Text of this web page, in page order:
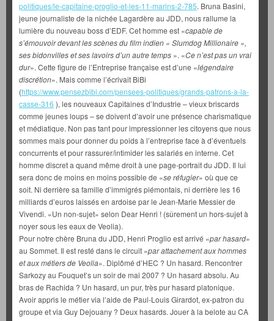
politiques/le-capitaine-proglio-et-les-11-marins-2-785. Bruna Basini,
jeune journaliste de la nichée Lagardère au JDD, nous rallume la
lumière du nouveau boss d’EDF. Cet homme est «capable de
s’émouvoir devant les scènes du film indien « Slumdog Millionaire »,
ses bidonvilles et ses lavoirs d’un autre temps ». «Ce n’est pas un vrai
dur». Cette figure de l’Entreprise française est d’une «légendaire
discrétion». Mais comme l’écrivait BiBi
(https://www.pensezbibi.com/pensees-politiques/grands-patrons-a-la-
casse-316 ), les nouveaux Capitaines d’Industrie – vieux briscards
comme jeunes loups – se doivent d’avoir une présence charismatique
et médiatique. Non pas tant pour impressionner les citoyens que nous
sommes mais pour donner du poids à l’entreprise face à d’éventuels
concurrents et pour rassurer/intimider les salariés en interne. Cet
homme discret a quand même droit à une page-portrait du JDD. Il lui
sera donc de moins en moins possible de «se réfugier» où que ce
soit. Ni derrière sa famille d’immigrés piémontais, ni derrière les 16
milliards d’euros laissés en ardoise par le Jean-Marie Messier de
Vivendi. «Un non-sujet» selon Dear Henri ! (sûrement un hors-sujet à
noyer sous les eaux de Veolia).
Pour notre chère Bruna du JDD, Henri Proglio est arrivé «par hasard»
au Sommet. Il est resté dans le circuit «par attachement aux hommes
et aux métiers de Veolia». Diplômé d’HEC ? Un hasard. Rencontrer
Sarkozy au Fouquet’s un soir de mai 2007 ? Un hasard absolu. Au
bras de Rachida ? Un hasard, un pur, très pur hasard platonique.
Avoir appris le métier via l’aide de Paul-Louis Girardot, ex-patron du
groupe et via Guy Dejouany ? Deux hasards. Jouer à la belote au CA